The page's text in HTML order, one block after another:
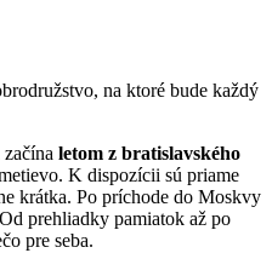
na ktoré bude každý
letom z bratislavského
K dispozícii sú priame
krátka. Po príchode do Moskvy
prehliadky pamiatok až po
pre seba.